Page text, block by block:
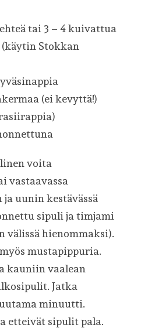
tai 3 – 4 kuivattua
Stokkan
(ei kevyttä!)
voita
vastaavassa
ja uunin kestävässä
sipuli ja timjami
välissä hienommaksi).
mustapippuria.
kauniin vaalean
Jatka
minuutti.
etteivät sipulit pala.